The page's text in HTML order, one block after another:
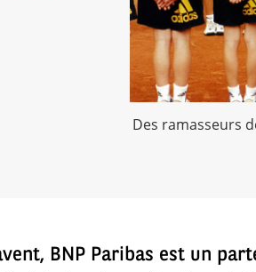
Des ramasseurs
BNP Paribas est un